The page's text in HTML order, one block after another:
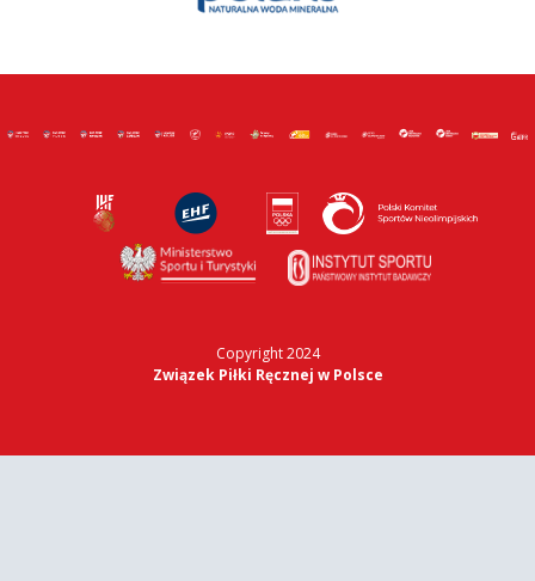
Copyright 2024
Związek Piłki Ręcznej w Polsce